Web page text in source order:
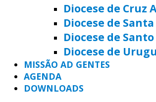
Diocese de Cruz
Diocese de
Diocese de
Diocese de
MISSÃO AD GENTES
AGENDA
DOWNLOADS